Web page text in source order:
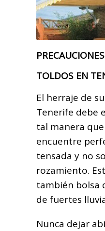
TOLDOS EN
El herraje de
Tenerife debe
tal manera
encuentre
tensada y no
rozamiento.
también bolsa
de fuertes
Nunca dejar